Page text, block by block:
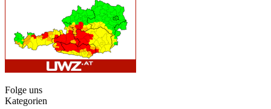
Folge uns
Kategorien